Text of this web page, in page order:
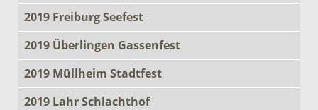
2019 Freiburg Seefest
2019 Überlingen Gassenfest
2019 Müllheim Stadtfest
2019 Lahr Schlachthof